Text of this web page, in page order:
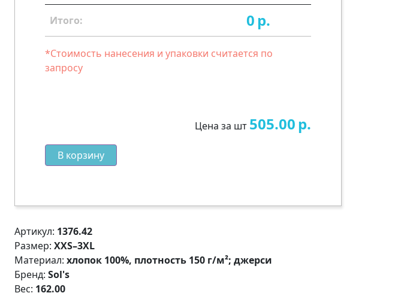
Итого: 0р.
*Стоимость нанесения и упаковки считается по
запросу
Цена за шт 505.00р.
В корзину
Артикул: 1376.42
Размер: XXS–3XL
Материал: хлопок 100%, плотность 150 г/м²; джерси
Бренд: Sol's
Вес: 162.00